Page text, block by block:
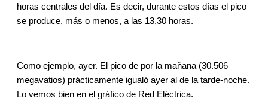
horas centrales del día. Es decir, durante estos días el pico
se produce, más o menos, a las 13,30 horas.
Como ejemplo, ayer. El pico de por la mañana (30.506
megavatios) prácticamente igualó ayer al de la tarde-noche.
Lo vemos bien en el gráfico de Red Eléctrica.